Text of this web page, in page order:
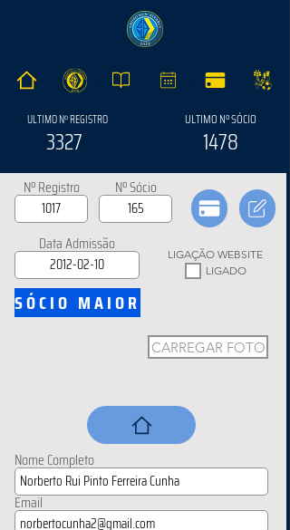
ULTIMO Nº REGISTRO
3327
ULTIMO Nº SÓCIO
1478
Nº Registro Nº Sócio
Data Admissão
LIGAÇÃO WEBSITE
LIGADO
SÓCIO MAIOR
CARREGAR FOTO
Nome Completo
Email